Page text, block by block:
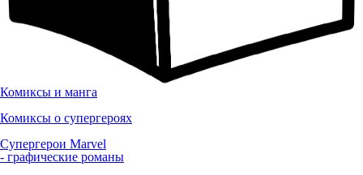
Комиксы и манга
Комиксы о супергероях
Супергерои Marvel
- графические романы